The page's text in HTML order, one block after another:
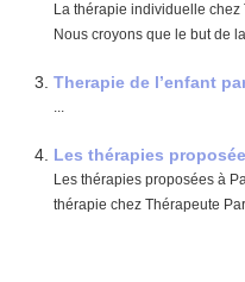
La thérapie individuelle
Nous croyons que le but de
Therapie de l’enfant
...
Les thérapies
Les thérapies proposées à
thérapie chez Thérapeute